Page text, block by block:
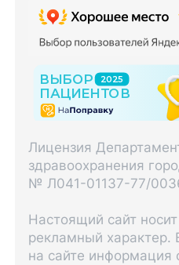
Лицензия
здравоохранения
№ Л041-01137-77/
Настоящий сайт
рекламный характер.
на сайте информация